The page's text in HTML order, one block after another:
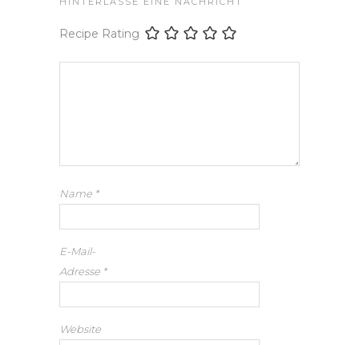
Recipe Rating
Name *
E-Mail-
Adresse *
Website